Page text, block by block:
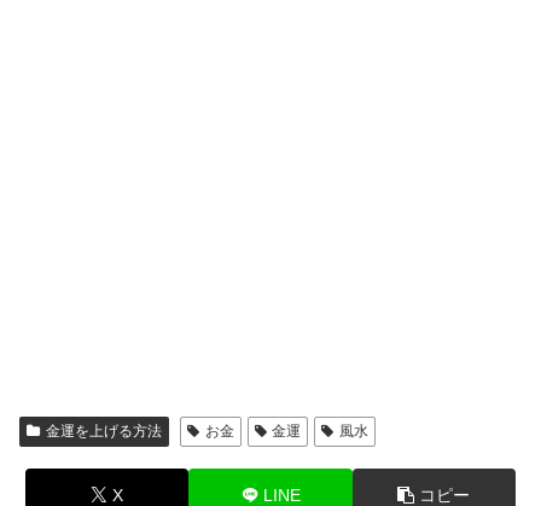
金運を上げる方法 お金 金運 風水
X LINE コピー